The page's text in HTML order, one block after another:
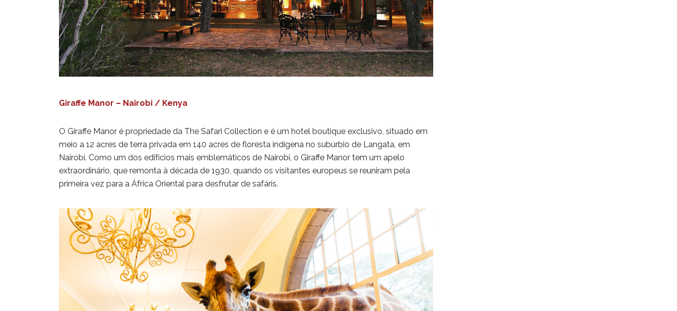
Giraffe Manor – Nairobi / Kenya
O Giraffe Manor é propriedade da The Safari Collection e é um hotel boutique exclusivo, situado em
meio a 12 acres de terra privada em 140 acres de floresta indígena no subúrbio de Langata, em
Nairobi. Como um dos edifícios mais emblemáticos de Nairobi, o Giraffe Manor tem um apelo
extraordinário, que remonta à década de 1930, quando os visitantes europeus se reuniram pela
primeira vez para a África Oriental para desfrutar de safáris.